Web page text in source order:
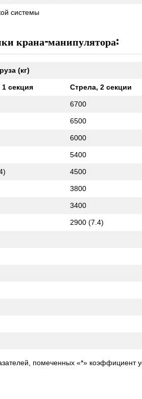
системы
крана-манипулятора:
(кг)
секция Стрела, 2 секции
6700
6500
6000
5400
4500
3800
3400
2900 (7.4)
помеченных «*» коэффициент